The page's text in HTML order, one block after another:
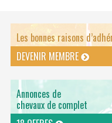
Les bonnes raisons
DEVENIR MEMBRE
Annonces de
chevaux de complet